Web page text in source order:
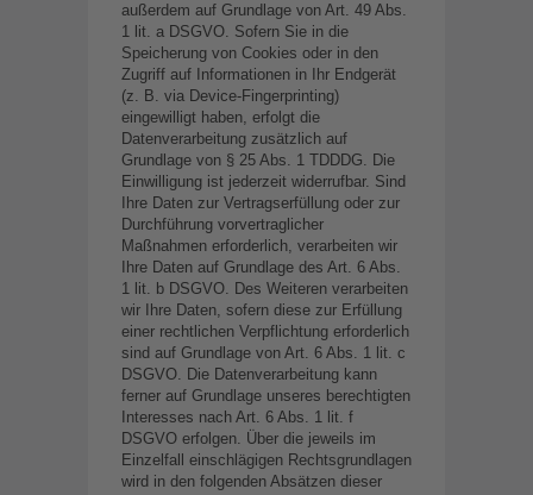
außerdem auf Grundlage von Art. 49 Abs.
1 lit. a DSGVO. Sofern Sie in die
Speicherung von Cookies oder in den
Zugriff auf Informationen in Ihr Endgerät
(z. B. via Device-Fingerprinting)
eingewilligt haben, erfolgt die
Datenverarbeitung zusätzlich auf
Grundlage von § 25 Abs. 1 TDDDG. Die
Einwilligung ist jederzeit widerrufbar. Sind
Ihre Daten zur Vertragserfüllung oder zur
Durchführung vorvertraglicher
Maßnahmen erforderlich, verarbeiten wir
Ihre Daten auf Grundlage des Art. 6 Abs.
1 lit. b DSGVO. Des Weiteren verarbeiten
wir Ihre Daten, sofern diese zur Erfüllung
einer rechtlichen Verpflichtung erforderlich
sind auf Grundlage von Art. 6 Abs. 1 lit. c
DSGVO. Die Datenverarbeitung kann
ferner auf Grundlage unseres berechtigten
Interesses nach Art. 6 Abs. 1 lit. f
DSGVO erfolgen. Über die jeweils im
Einzelfall einschlägigen Rechtsgrundlagen
wird in den folgenden Absätzen dieser